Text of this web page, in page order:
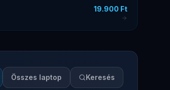
19.900 Ft
Összes laptop Keresés